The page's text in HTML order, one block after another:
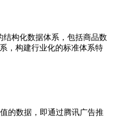
构化数据体系，包括商品数
，构建行业化的标准体系特
的数据，即通过腾讯广告推